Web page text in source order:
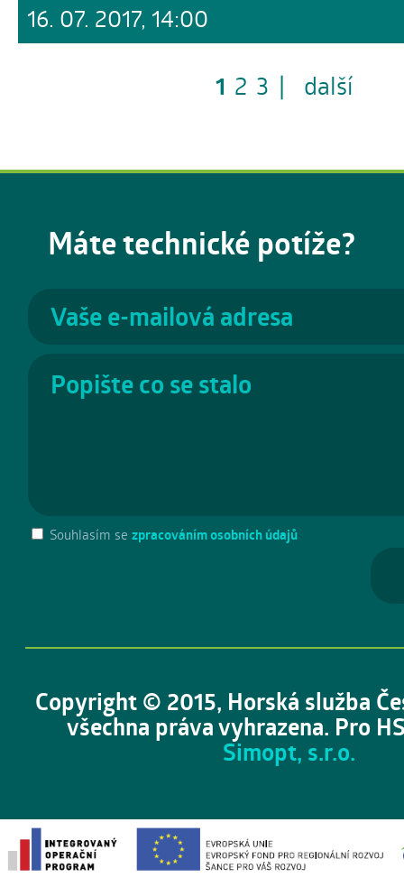
16. 07. 2017, 14:00
1 2 3 | další
Máte technické potíže?
Souhlasím se zpracováním osobních údajů
Copyright © 2015, Horská služba
všechna práva vyhrazena. Pro
Simopt, s.r.o.